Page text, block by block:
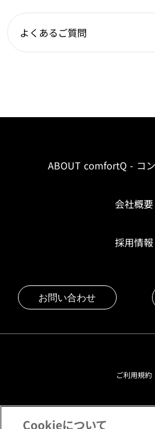
よくあるご質問
ABOUT comfortQ - コ
会社概要
採用情報
お問い合わせ
ご利用規約
プライバシーポ
Cookieについて